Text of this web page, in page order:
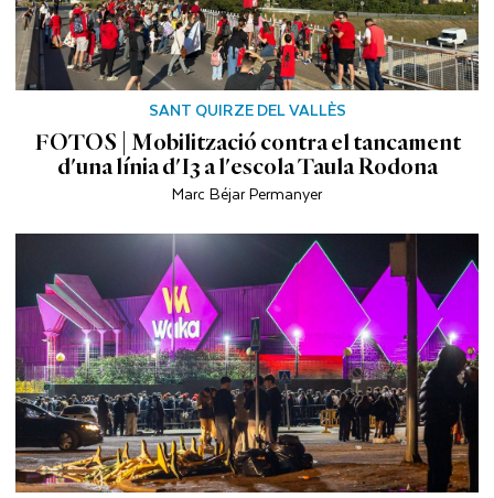
SANT QUIRZE DEL VALLÈS
FOTOS | Mobilització contra el tancament
d'una línia d'I3 a l'escola Taula Rodona
Marc Béjar Permanyer